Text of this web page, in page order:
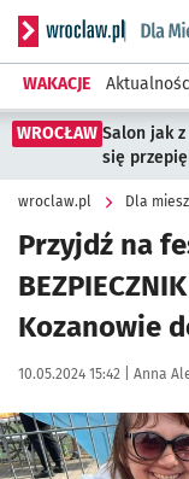
Serwis
WAKACJE
WROCŁAW Salon jak
się
wroclaw.pl Dla
Przyjdź na
Kozanowie
Data publikacji:
10.05.2024 15:42 | Autor:
Anna
Kliknij, aby